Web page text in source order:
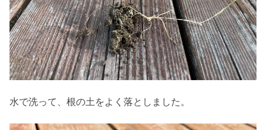
水で洗って、根の土をよく落としました。